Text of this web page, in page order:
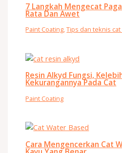
7 Langkah Mengecat
Rata Dan Awet
Paint Coating,Tips dan teknis
Resin Alkyd Fungsi,
Kekurangannya Pada Cat
Paint Coating
Cara Mengencerkan Cat